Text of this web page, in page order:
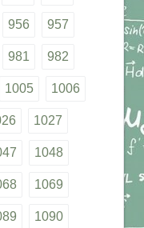
956 957
981 982
1005 1006
1027
1048
1069
1090